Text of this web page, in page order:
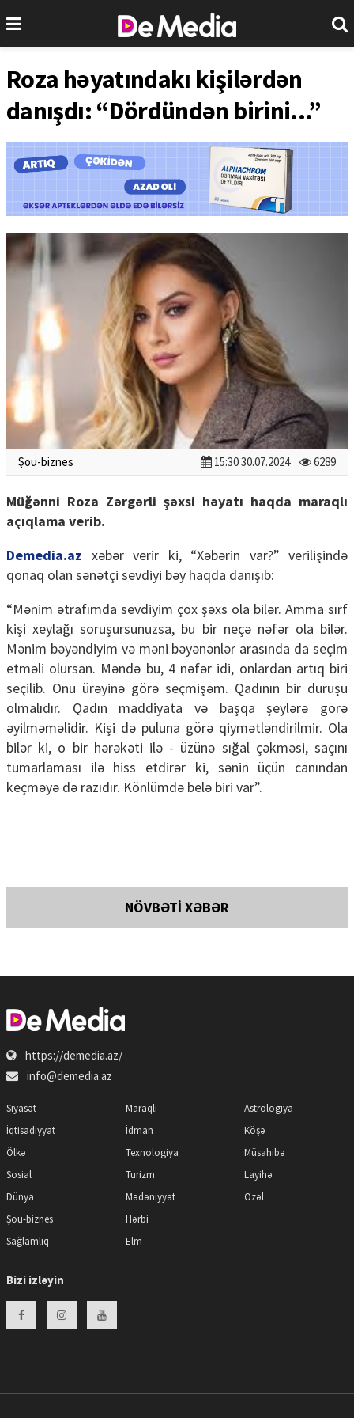
Roza həyatındakı kişilərdən
danışdı: “Dördündən birini...”
Şou-biznes 15:30 30.07.2024 6289
Müğənni Roza Zərgərli şəxsi həyatı haqda maraqlı
açıqlama verib.
Demedia.az xəbər verir ki, “Xəbərin var?” verilişində
qonaq olan sənətçi sevdiyi bəy haqda danışıb:
“Mənim ətrafımda sevdiyim çox şəxs ola bilər. Amma sırf
kişi xeylağı soruşursunuzsa, bu bir neçə nəfər ola bilər.
Mənim bəyəndiyim və məni bəyənənlər arasında da seçim
etməli olursan. Məndə bu, 4 nəfər idi, onlardan artıq biri
seçilib. Onu ürəyinə görə seçmişəm. Qadının bir duruşu
olmalıdır. Qadın maddiyata və başqa şeylərə görə
əyilməməlidir. Kişi də puluna görə qiymətləndirilmir. Ola
bilər ki, o bir hərəkəti ilə - üzünə sığal çəkməsi, saçını
tumarlaması ilə hiss etdirər ki, sənin üçün canından
keçməyə də razıdır. Könlümdə belə biri var”.
NÖVBƏTİ XƏBƏR
https://demedia.az/
info@demedia.az
Siyasət
İqtisadiyyat
Ölkə
Sosial
Dünya
Şou-biznes
Sağlamlıq
Maraqlı
İdman
Texnologiya
Turizm
Mədəniyyət
Hərbi
Elm
Astrologiya
Köşə
Müsahibə
Layihə
Özəl
Bizi izləyin